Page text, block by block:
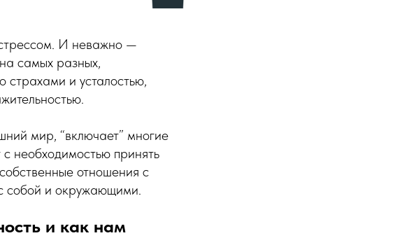
И неважно —
самых разных,
страхами и усталостью,
мир, “включает” многие
необходимостью принять
отношения с
собой и окружающими.
и как нам